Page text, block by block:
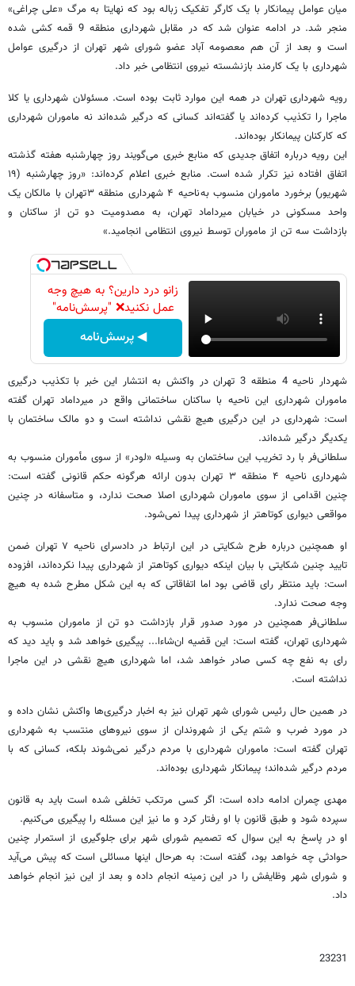
میان عوامل پیمانکار با یک کارگر تفکیک زباله بود که نهایتا به مرگ «علی چراغی»
منجر شد. در ادامه عنوان شد که در مقابل شهرداری منطقه 9 قمه کشی شده
است و بعد از آن هم معصومه آباد عضو شورای شهر تهران از درگیری عوامل
شهرداری با یک کارمند بازنشسته نیروی انتظامی خبر داد.
رویه شهرداری تهران در همه این موارد ثابت بوده است. مسئولان شهرداری یا کلا
ماجرا را تکذیب کرده‌اند یا گفته‌اند کسانی که درگیر شده‌اند نه ماموران شهرداری
که کارکنان پیمانکار بوده‌اند.
این رویه درباره اتفاق جدیدی که منابع خبری می‌گویند روز چهارشنبه هفته گذشته
اتفاق افتاده نیز تکرار شده است. منابع خبری اعلام کرده‌اند: «روز چهارشنبه (۱۹
شهریور) برخورد ماموران منسوب به ناحیه ۴ شهرداری منطقه ۳ تهران با مالکان یک
واحد مسکونی در خیابان میرداماد تهران، به مصدومیت دو تن از ساکنان و
بازداشت سه تن از ماموران توسط نیروی انتظامی انجامید.»
زانو درد دارین؟ به هیچ وجه
عمل نکنید❌ "پرسش‌نامه"
◀ پرسش‌نامه
شهردار ناحیه 4 منطقه 3 تهران در واکنش به انتشار این خبر با تکذیب درگیری
ماموران شهرداری این ناحیه با ساکنان ساختمانی واقع در میرداماد تهران گفته
است: شهرداری در این درگیری هیچ نقشی نداشته است و دو مالک ساختمان با
یکدیگر درگیر شده‌اند.
سلطانی‌فر با رد تخریب این ساختمان به وسیله «لودر» از سوی مأموران منسوب به
شهرداری ناحیه ۴ منطقه ۳ تهران بدون ارائه هرگونه حکم قانونی گفته است:
چنین اقدامی از سوی ماموران شهرداری اصلا صحت ندارد، و متاسفانه در چنین
مواقعی دیواری کوتاهتر از شهرداری پیدا نمی‌شود.
او همچنین درباره طرح شکایتی در این ارتباط در دادسرای ناحیه ۷ تهران ضمن
تایید چنین شکایتی با بیان اینکه دیواری کوتاهتر از شهرداری پیدا نکرده‌اند، افزوده
است: باید منتظر رای قاضی بود اما اتفاقاتی که به این شکل مطرح شده به هیچ
وجه صحت ندارد.
سلطانی‌فر همچنین در مورد صدور قرار بازداشت دو تن از ماموران منسوب به
شهرداری تهران، گفته است: این قضیه ان‌شاءا... پیگیری خواهد شد و باید دید که
رای به نفع چه کسی صادر خواهد شد، اما شهرداری هیچ نقشی در این ماجرا
نداشته است.
در همین حال رئیس شورای شهر تهران نیز به اخبار درگیری‌ها واکنش نشان داده و
در مورد ضرب و شتم یکی از شهروندان از سوی نیروهای منتسب به شهرداری
تهران گفته است: ماموران شهرداری با مردم درگیر نمی‌شوند بلکه، کسانی که با
مردم درگیر شده‌اند؛ پیمانکار شهرداری بوده‌اند.
مهدی چمران ادامه داده است: اگر کسی مرتکب تخلفی شده است باید به قانون
سپرده شود و طبق قانون با او رفتار کرد و ما نیز این مسئله را پیگیری می‌کنیم.
او در پاسخ به این سوال که تصمیم شورای شهر برای جلوگیری از استمرار چنین
حوادثی چه خواهد بود، گفته است: به هرحال اینها مسائلی است که پیش می‌آید
و شورای شهر وظایفش را در این زمینه انجام داده و بعد از این نیز انجام خواهد
داد.
23231